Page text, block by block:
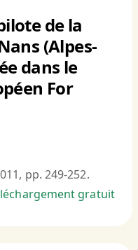
de la
(Alpes-
dans le
For
pp. 249-252.
gratuit